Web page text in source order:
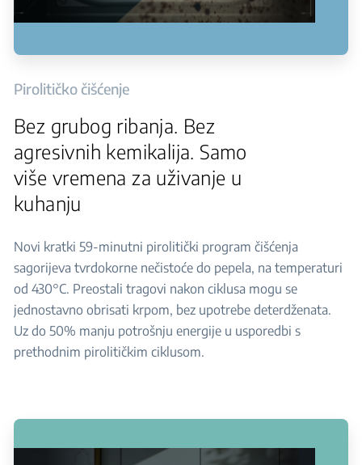
Pirolitičko čišćenje
Bez grubog ribanja. Bez
agresivnih kemikalija. Samo
više vremena za uživanje u
kuhanju
Novi kratki 59-minutni pirolitički program čišćenja
sagorijeva tvrdokorne nečistoće do pepela, na temperaturi
od 430°C. Preostali tragovi nakon ciklusa mogu se
jednostavno obrisati krpom, bez upotrebe deterdženata.
Uz do 50% manju potrošnju energije u usporedbi s
prethodnim pirolitičkim ciklusom.